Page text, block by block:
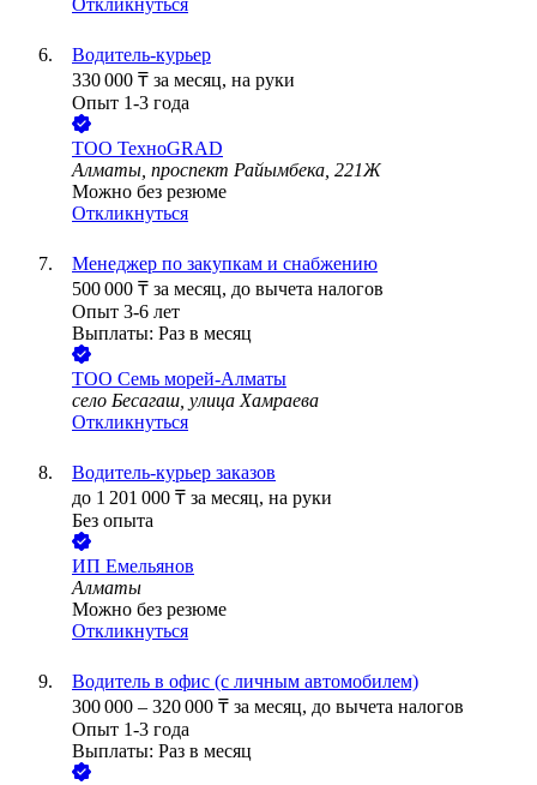
Откликнуться
Водитель-курьер
330 000 ₸ за месяц, на руки
Опыт 1-3 года
ТОО ТехноGRAD
Алматы, проспект Райымбека, 221Ж
Можно без резюме
Откликнуться
Менеджер по закупкам и снабжению
500 000 ₸ за месяц, до вычета налогов
Опыт 3-6 лет
Выплаты: Раз в месяц
ТОО Семь морей-Алматы
село Бесагаш, улица Хамраева
Откликнуться
Водитель-курьер заказов
до 1 201 000 ₸ за месяц, на руки
Без опыта
ИП Емельянов
Алматы
Можно без резюме
Откликнуться
Водитель в офис (с личным автомобилем)
300 000 – 320 000 ₸ за месяц, до вычета налогов
Опыт 1-3 года
Выплаты: Раз в месяц